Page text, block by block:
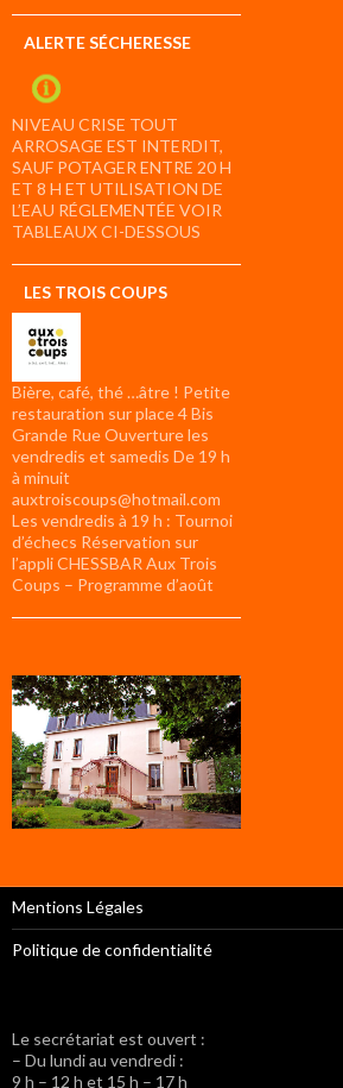
ALERTE SÉCHERESSE
NIVEAU CRISE TOUT
ARROSAGE EST INTERDIT,
SAUF POTAGER ENTRE 20 H
ET 8 H ET UTILISATION DE
L’EAU RÉGLEMENTÉE VOIR
TABLEAUX CI-DESSOUS
LES TROIS COUPS
Bière, café, thé …âtre ! Petite
restauration sur place 4 Bis
Grande Rue Ouverture les
vendredis et samedis De 19 h
à minuit
auxtroiscoups@hotmail.com
Les vendredis à 19 h : Tournoi
d’échecs Réservation sur
l’appli CHESSBAR Aux Trois
Coups – Programme d’août
Mentions Légales
Politique de confidentialité
Le secrétariat est ouvert :
– Du lundi au vendredi :
9 h – 12 h et 15 h – 17 h